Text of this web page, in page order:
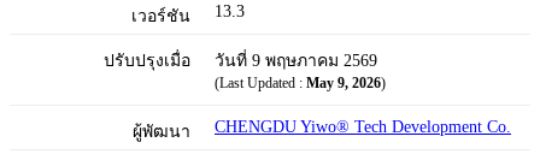
เวอร์ชัน 13.3
ปรับปรุงเมื่อ วันที่ 9 พฤษภาคม 2569
(Last Updated : May 9, 2026)
ผู้พัฒนา CHENGDU Yiwo® Tech Development Co.